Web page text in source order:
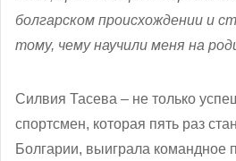
болгарском происхождении и
тому, чему научили меня на
Силвия Тасева – не только
спортсмен, которая пять раз
Болгарии, выиграла командное